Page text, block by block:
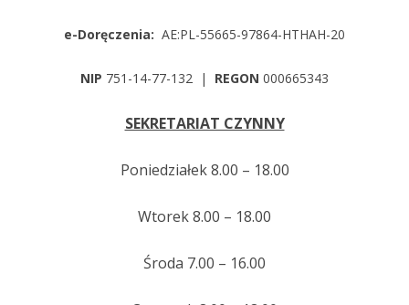
e-Doręczenia: AE:PL-55665-97864-HTHAH-20
NIP 751-14-77-132 | REGON 000665343
SEKRETARIAT CZYNNY
Poniedziałek 8.00 – 18.00
Wtorek 8.00 – 18.00
Środa 7.00 – 16.00